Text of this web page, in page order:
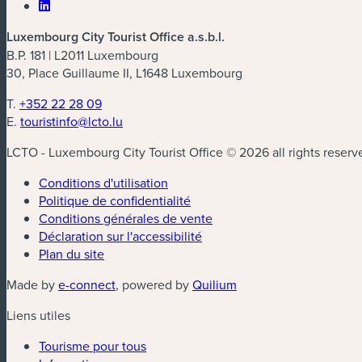
Luxembourg City Tourist Office a.s.b.l.
B.P. 181 | L2011 Luxembourg
30, Place Guillaume II, L1648 Luxembourg
T. +352 22 28 09
E. touristinfo@lcto.lu
LCTO - Luxembourg City Tourist Office © 2026 all rights
Conditions d'utilisation
Politique de confidentialité
Conditions générales de vente
Déclaration sur l'accessibilité
Plan du site
Made bye-connect(nouvelle fenêtre)
, powered byQuilium
Liens utiles
Tourisme pour tous